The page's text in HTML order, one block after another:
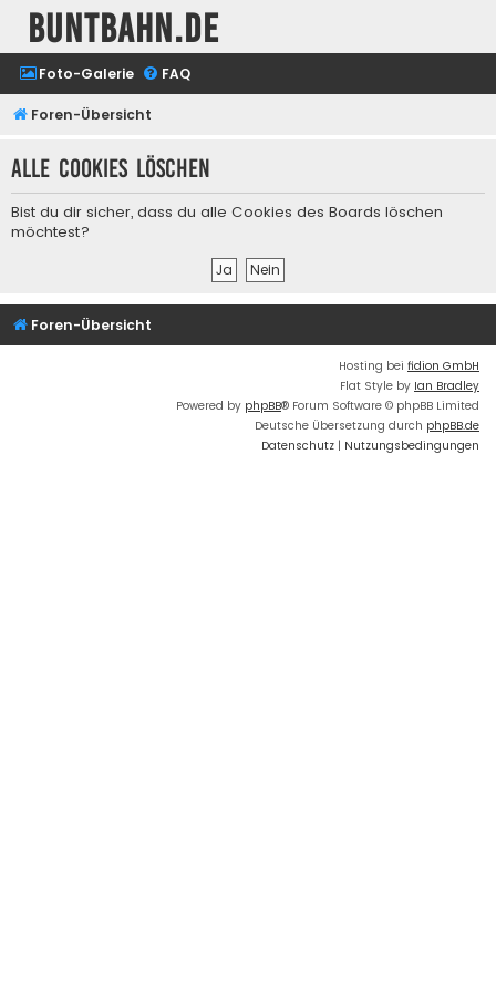
buntbahn.de
Foto-Galerie FAQ
Foren-Übersicht
Alle Cookies löschen
Bist du dir sicher, dass du alle Cookies des Boards löschen
möchtest?
Foren-Übersicht
Hosting bei fidion GmbH
Flat Style by Ian Bradley
Powered by phpBB® Forum Software © phpBB Limited
Deutsche Übersetzung durch phpBB.de
Datenschutz | Nutzungsbedingungen